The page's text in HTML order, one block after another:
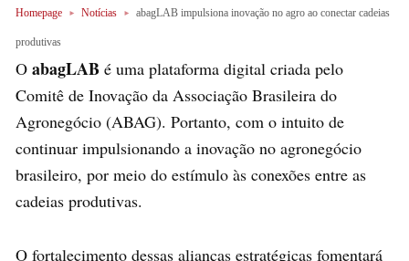
Homepage Notícias abagLAB impulsiona inovação no agro ao conectar cadeias
produtivas
O abagLAB é uma plataforma digital criada pelo
Comitê de Inovação da Associação Brasileira do
Agronegócio (ABAG). Portanto, com o intuito de
continuar impulsionando a inovação no agronegócio
brasileiro, por meio do estímulo às conexões entre as
cadeias produtivas.
O fortalecimento dessas alianças estratégicas fomentará